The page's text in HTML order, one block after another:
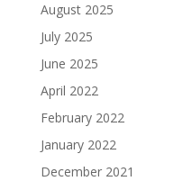
August 2025
July 2025
June 2025
April 2022
February 2022
January 2022
December 2021